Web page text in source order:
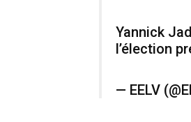
Yannick
l’élection
— EELV